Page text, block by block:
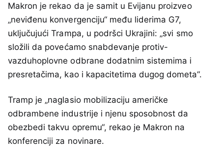
Makron je rekao da je samit u Evijanu proizveo
„neviđenu konvergenciju“ među liderima G7,
uključujući Trampa, u podršci Ukrajini: „svi smo
složili da povećamo snabdevanje protiv-
vazduhoplovne odbrane dodatnim sistemima i
presretačima, kao i kapacitetima dugog dometa“.
Tramp je „naglasio mobilizaciju američke
odbrambene industrije i njenu sposobnost da
obezbedi takvu opremu“, rekao je Makron na
konferenciji za novinare.